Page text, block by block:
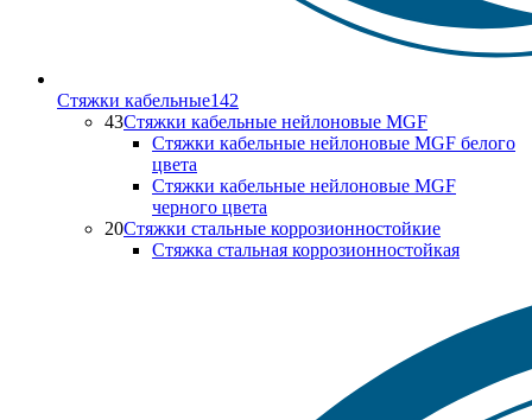
Стяжки кабельные142
43Стяжки кабельные нейлоновые MGF
Стяжки кабельные нейлоновые MGF белого
цвета
Стяжки кабельные нейлоновые MGF
черного цвета
20Стяжки стальные коррозионностойкие
Стяжка стальная коррозионностойкая